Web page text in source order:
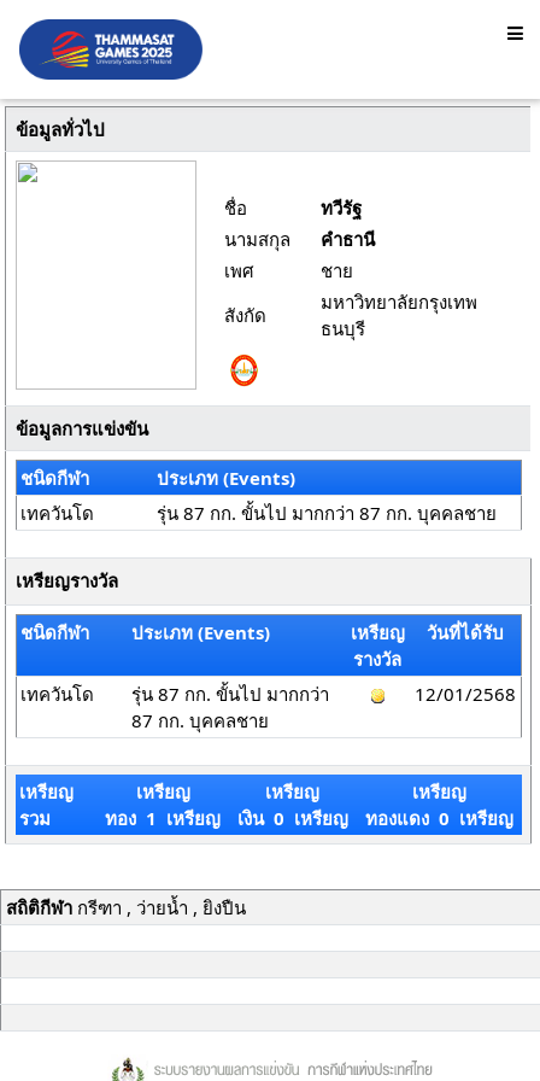
ข้อมูลทั่วไป
ชื่อ
ทวีรัฐ
นามสกุล
คำธานี
เพศ
ชาย
สังกัด
มหาวิทยาลัยกรุงเทพ
ธนบุรี
ข้อมูลการแข่งขัน
ชนิดกีฬา
ประเภท (Events)
เทควันโด
รุ่น 87 กก. ขั้นไป มากกว่า 87 กก. บุคคลชาย
เหรียญรางวัล
ชนิดกีฬา ประเภท (Events)
เหรียญ
รางวัล
วันที่ได้รับ
เทควันโด
รุ่น 87 กก. ขั้นไป มากกว่า
87 กก. บุคคลชาย
12/01/2568
เหรียญ
รวม
เหรียญ
ทอง 1 เหรียญ
เหรียญ
เงิน 0 เหรียญ
เหรียญ
ทองแดง 0 เหรียญ
สถิติกีฬากรีฑา , ว่ายน้ำ , ยิงปืน